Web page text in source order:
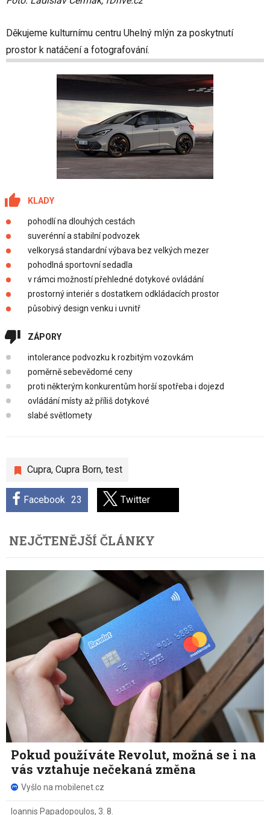
Děkujeme kulturnímu centru Uhelný mlýn za poskytnutí
prostor k natáčení a fotografování.
KLADY
pohodlí na dlouhých cestách
suverénní a stabilní podvozek
velkorysá standardní výbava bez velkých mezer
pohodlná sportovní sedadla
v rámci možností přehledné dotykové ovládání
prostorný interiér s dostatkem odkládacích prostor
působivý design venku i uvnitř
ZÁPORY
intolerance podvozku k rozbitým vozovkám
poměrně sebevědomé ceny
proti některým konkurentům horší spotřeba i dojezd
ovládání místy až příliš dotykové
slabé světlomety
Cupra, Cupra Born, test
Facebook 23 Twitter
NEJČTENĚJŠÍ ČLÁNKY
Pokud používáte Revolut, možná se i na
vás vztahuje nečekaná změna
Vyšlo na mobilenet.cz
Ioannis Papadopoulos, 3. 8.